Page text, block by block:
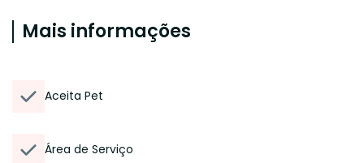
Mais informações
Aceita Pet
Área de Serviço